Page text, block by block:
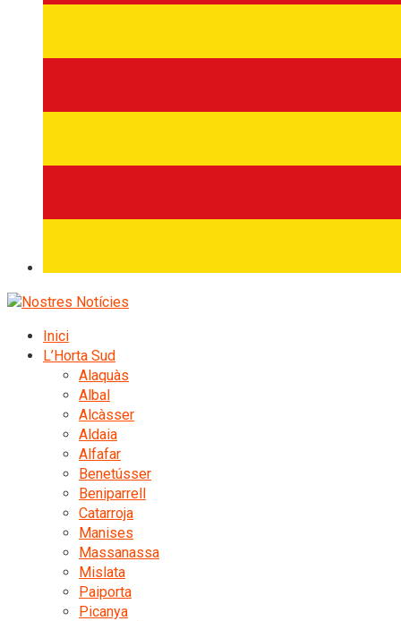
Inici
L’Horta Sud
Alaquàs
Albal
Alcàsser
Aldaia
Alfafar
Benetússer
Beniparrell
Catarroja
Manises
Massanassa
Mislata
Paiporta
Picanya